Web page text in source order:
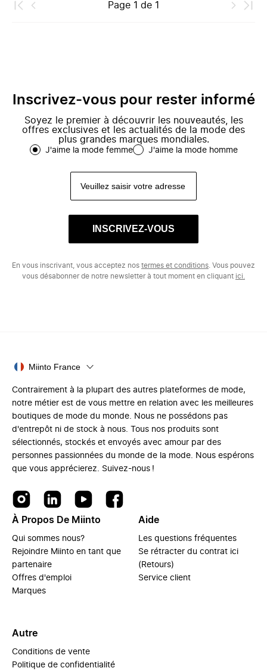
Page 1 de 1
Inscrivez-vous pour rester informé
Soyez le premier à découvrir les nouveautés, les
offres exclusives et les actualités de la mode des
plus grandes marques mondiales.
J'aime la mode femme J'aime la mode homme
INSCRIVEZ-VOUS
En vous inscrivant, vous acceptez nos termes et conditions . Vous pouvez
vous désabonner de notre newsletter à tout moment en cliquant ici.
Miinto France
Contrairement à la plupart des autres plateformes de mode,
notre métier est de vous mettre en relation avec les meilleures
boutiques de mode du monde. Nous ne possédons pas
d'entrepôt ni de stock à nous. Tous nos produits sont
sélectionnés, stockés et envoyés avec amour par des
personnes passionnées du monde de la mode. Nous espérons
que vous apprécierez. Suivez-nous !
À Propos De Miinto
Qui sommes nous?
Rejoindre Miinto en tant que
partenaire
Offres d'emploi
Marques
Aide
Les questions fréquentes
Se rétracter du contrat ici
(Retours)
Service client
Autre
Conditions de vente
Politique de confidentialité